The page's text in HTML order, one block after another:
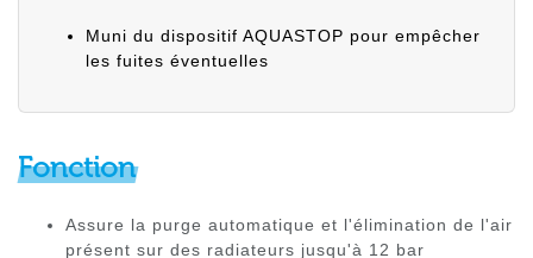
Muni du dispositif AQUASTOP pour empêcher
les fuites éventuelles
Fonction
Assure la purge automatique et l'élimination de l'air
présent sur des radiateurs jusqu'à 12 bar